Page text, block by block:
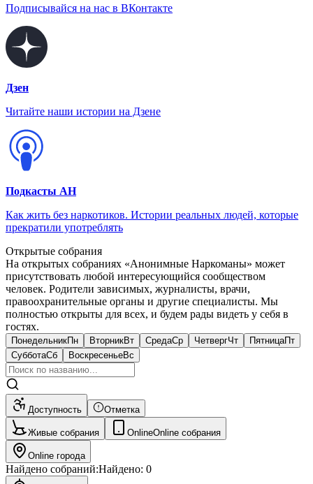
Подписывайся на нас в ВКонтакте
Дзен
Читайте наши истории на Дзене
Подкасты АН
Как жить без наркотиков. Истории реальных людей, которые
прекратили употреблять
Открытые собрания
На открытых собраниях «Анонимные Наркоманы» может
присутствовать любой интересующийся сообществом
человек. Родители зависимых, журналисты, врачи,
правоохранительные органы и другие специалисты. Мы
полностью открыты для всех, и будем рады видеть у себя в
гостях.
ПонедельникПн ВторникВт СредаСр ЧетвергЧт ПятницаПт
СубботаСб ВоскресеньеВс
Доступность Отметка
Живые собрания OnlineOnline собрания
Online города
Найдено собраний:Найдено: 0